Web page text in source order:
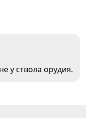
у ствола орудия.